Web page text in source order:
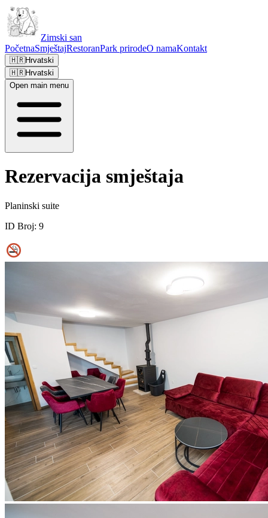
Zimski san
PočetnaSmještajRestoranPark prirodeO namaKontakt
🇭🇷Hrvatski
🇭🇷Hrvatski
Open main menu
Rezervacija smještaja
Planinski suite
ID Broj: 9